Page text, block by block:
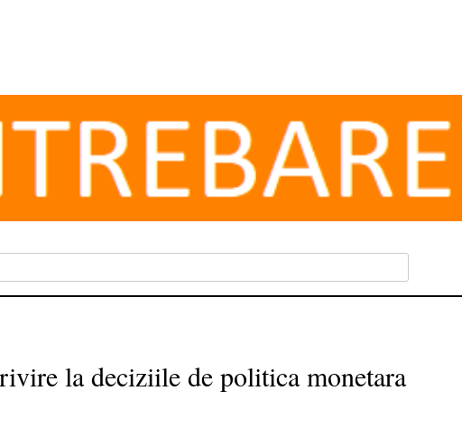
la deciziile de politica monetara